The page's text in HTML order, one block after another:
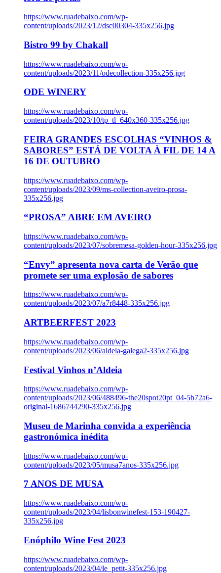
https://www.ruadebaixo.com/wp-
content/uploads/2023/12/dsc00304-335x256.jpg
Bistro 99 by Chakall
https://www.ruadebaixo.com/wp-
content/uploads/2023/11/odecollection-335x256.jpg
ODE WINERY
https://www.ruadebaixo.com/wp-
content/uploads/2023/10/tp_tl_640x360-335x256.jpg
FEIRA GRANDES ESCOLHAS “VINHOS &
SABORES” ESTÁ DE VOLTA À FIL DE 14 A
16 DE OUTUBRO
https://www.ruadebaixo.com/wp-
content/uploads/2023/09/ms-collection-aveiro-prosa-
335x256.jpg
“PROSA” ABRE EM AVEIRO
https://www.ruadebaixo.com/wp-
content/uploads/2023/07/sobremesa-golden-hour-335x256.jpg
“Envy” apresenta nova carta de Verão que
promete ser uma explosão de sabores
https://www.ruadebaixo.com/wp-
content/uploads/2023/07/a7r8448-335x256.jpg
ARTBEERFEST 2023
https://www.ruadebaixo.com/wp-
content/uploads/2023/06/aldeia-galega2-335x256.jpg
Festival Vinhos n’Aldeia
https://www.ruadebaixo.com/wp-
content/uploads/2023/06/488496-the20spot20pt_04-5b72a6-
original-1686744290-335x256.jpg
Museu de Marinha convida a experiência
gastronómica inédita
https://www.ruadebaixo.com/wp-
content/uploads/2023/05/musa7anos-335x256.jpg
7 ANOS DE MUSA
https://www.ruadebaixo.com/wp-
content/uploads/2023/04/lisbonwinefest-153-190427-
335x256.jpg
Enóphilo Wine Fest 2023
https://www.ruadebaixo.com/wp-
content/uploads/2023/04/le_petit-335x256.jpg